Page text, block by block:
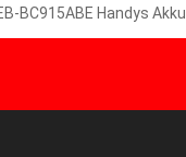
BC915ABE Handys Akku